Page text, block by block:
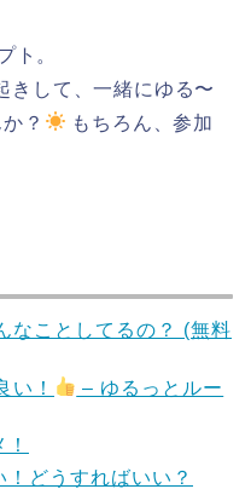
ト。
きして、一緒にゆる〜
？
もちろん、参加
なことしてるの？ (無料
い！
– ゆるっとルー
！どうすればいい？